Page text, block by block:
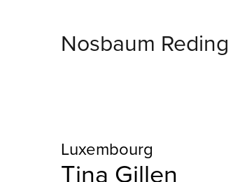
Nosbaum Reding
Luxembourg
Tina Gillen